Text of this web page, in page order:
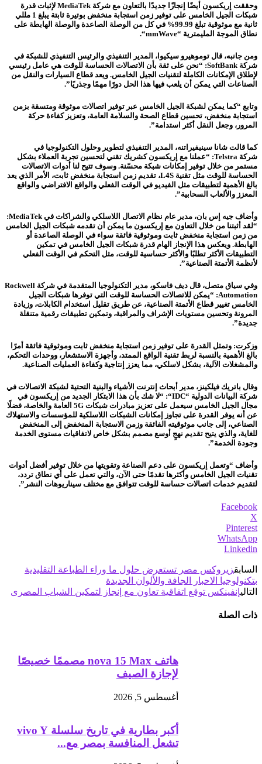
وحققت إريكسون أيضًا إنجازًا جديدًا بالتعاون مع شركة MediaTek لإثبات قدرة
شبكات الجيل الخامس على توفير زمن استجابة منخفض بوتيرة ثابتة يبلغ 1 مللي
ثانية مع موثوقية تبلغ 99.99% في كل من الوصلة الصاعدة والوصلة الهابطة على
نطاق الموجة المليمترية “mmWave
“.
ومن جانبه، قال توموهيرو سيكيوا، المدير التنفيذي والرئيس التنفيذي للشبكة في
شركة SoftBank
: “نحن على ثقة بأن الاتصالات الحساسة للوقت هي عامل رئيسي
لإطلاق الإمكانات الكاملة لتقنيات الجيل الخامس. ويعد قطاع السيارات والنقل من
الصناعات التي يمكن أن يلعب فيها هذا الحل دورًا مهمًا وجذريًا”.
وتابع “كما يمكن لشبكة الجيل الخامس عبر توفير اتصالات موثوقة ومتسقة بزمن
استجابة منخفض، تحسين قطاع الصحة والسلامة العامة، وتعزيز كفاءة حركة
المرور، وجعل النقل أكثر استدامة”.
كما قالت شانا سينيفيراتنه، المدير التنفيذي لتطوير وحلول التكنولوجيا في
شركة Telstra: “عملنا مع إريكسون كشريك تقني لتحسين تجربة العملاء بشكل
مستمر من خلال توفير إمكانات شبكة محسّنة. وسوف تتيح لنا أدوات الاتصالات
الحساسة للوقت مثل تقنية L4S، تقديم زمن استجابة منخفض ثابت، الأمر الذي يعد
بالغ الأهمية لتطبيقات مثل الفيديو في الوقت الفعلي والواقع الافتراضي والواقع
المعزز والألعاب السحابية”.
وأضاف جيه إس بان، مدير عام نظام الاتصال اللاسلكي والشراكات فيMediaTek
:
“لقد أثبتنا من خلال التعاون مع إريكسون ما يمكن أن تقدمه شبكات الجيل الخامس
من زمن استجابة منخفض ثابت وموثوقية فائقة سواء في الوصلة الصاعدة أو
الهابطة. ويعكس هذا الإنجاز الهام قدرة شبكات الجيل الخامس في تمكين
التطبيقات الأكثر تطلبًا والأكثر حساسية للوقت، مثل التحكم في الوقت الفعلي
لأنظمة الأتمتة الصناعية”.
وفي سياق متصل، قال ديف فاسكو، مدير التكنولوجيا المتقدمة في شركة Rockwell
Automation: “يمكن للاتصالات الحساسة للوقت التي توفرها شبكات الجيل
الخامس تغيير قطاع الأتمتة الصناعية، عن طريق تقليل استخدام الكابلات، وزيادة
المرونة وتحسين مستويات الإشراف والمراقبة، وتمكين تطبيقات رقمية متنقلة
جديدة”.
وزكرت: وتمثل القدرة على توفير زمن استجابة منخفض ثابت وموثوقية فائقة أمرًا
بالغ الأهمية بالنسبة لربط تقنية الواقع الممتد، وأجهزة الاستشعار، ووحدات التحكم،
والمشغلات الآلية، بشكل لاسلكي، مما يعزز إنتاجية وكفاءة العمليات الصناعية.
وقال باتريك فيلكينز، مدير أبحاث إنترنت الأشياء والبنية التحتية لشبكة الاتصالات في
شركة البيانات الدولية “IDC“: “لا شك بأن هذا الابتكار الجديد من إريكسون في
مجال الجيل الخامس سيعمل على تعزيز مبادرات شبكات 5G العامة والخاصة، فضلًا
عن أنه يوفر القدرة على تجاوز إمكانات الشبكات اللاسلكية للمؤسسات والاستهلاك
الصناعي، إلى جانب موثوقيته الفائقة وزمن الاستجابة المنخفض إلى المنخفض
للغاية، والذي يتيح تقديم نهجٍ أوسع مصمم بشكل خاص لاتفاقيات مستوى الخدمة
وجودة الخدمة”.
وأضاف “وتعمل إريكسون على دعم الصناعة وتقويتها من خلال توفير أفضل أدوات
تقنيات الجيل الخامس وأكثرها تقدمًا حتى الآن، والتي تعمل على أي نطاق تردد،
لتقديم خدمات اتصالات حساسة للوقت تتوافق مع مختلف سيناريوهات النشر”.
Facebook
X
Pinterest
WhatsApp
Linkedin
السابقزيروكس مصر تستعرض حلول ما وراء الطباعة التقليدية
بتكنولوجيا الاحبار الجافة والألوان الجديدة
التاليإنفينكس توقع اتفاقية تعاون مع إنجاز لتمكين الشباب المصرى
ذات الصلة
هاتف nova 15 Max مصممًا خصيصًا
لإجازة الصيف
أغسطس 5, 2026
أكبر بطارية في تاريخ سلسلة vivo Y
تشعل المنافسة بمصر مع...